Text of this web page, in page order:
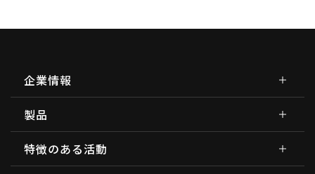
企業情報
製品
特徴のある活動